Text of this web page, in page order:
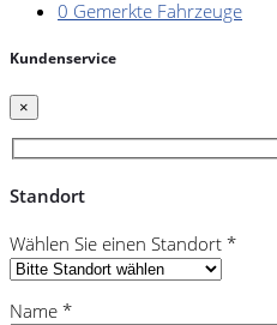
0 Gemerkte Fahrzeuge
Kundenservice
×
Standort
Wählen Sie einen Standort *
Name *